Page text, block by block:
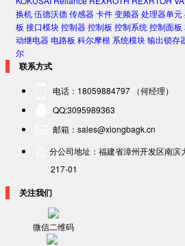
换机伍德沃德传感器卡件变频器处理器单元
板 接口模块控制器控制板 控制系统控制面板
动继电器电路板 科尔摩根 系统模块输出锁存
尔
联系方式
电话：18059884797 （何经理）
QQ:3095989363
邮箱：sales@xiongbagk.cn
分公司地址：福建省漳州开发区南
217-01
关注我们
微信二维码